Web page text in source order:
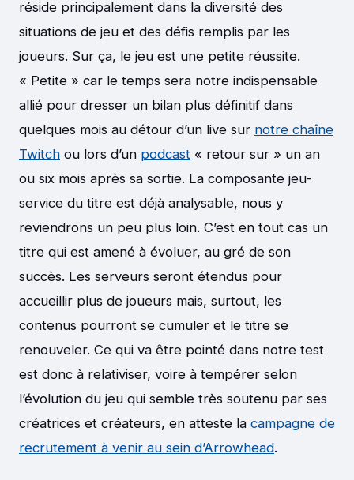
réside principalement dans la diversité des
situations de jeu et des défis remplis par les
joueurs. Sur ça, le jeu est une petite réussite.
« Petite » car le temps sera notre indispensable
allié pour dresser un bilan plus définitif dans
quelques mois au détour d’un live sur notre chaîne
Twitch ou lors d’un podcast « retour sur » un an
ou six mois après sa sortie. La composante jeu-
service du titre est déjà analysable, nous y
reviendrons un peu plus loin. C’est en tout cas un
titre qui est amené à évoluer, au gré de son
succès. Les serveurs seront étendus pour
accueillir plus de joueurs mais, surtout, les
contenus pourront se cumuler et le titre se
renouveler. Ce qui va être pointé dans notre test
est donc à relativiser, voire à tempérer selon
l’évolution du jeu qui semble très soutenu par ses
créatrices et créateurs, en atteste la campagne de
recrutement à venir au sein d’Arrowhead.